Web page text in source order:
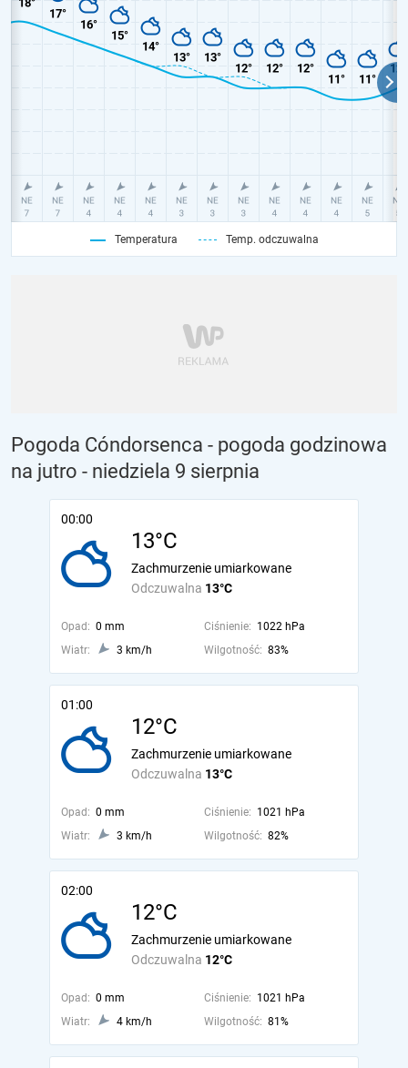
Temperatura Temp. odczuwalna
Pogoda Cóndorsenca - pogoda godzinowa
na jutro - niedziela 9 sierpnia
00:00
13°C
Odczuwalna 13°C
Zachmurzenie umiarkowane
Opad: 0 mm Ciśnienie: 1022 hPa
Wiatr:
3 km/h Wilgotność: 83%
01:00
12°C
Odczuwalna 13°C
Zachmurzenie umiarkowane
Opad: 0 mm Ciśnienie: 1021 hPa
Wiatr:
3 km/h Wilgotność: 82%
02:00
12°C
Odczuwalna 12°C
Zachmurzenie umiarkowane
Opad: 0 mm Ciśnienie: 1021 hPa
Wiatr:
4 km/h Wilgotność: 81%